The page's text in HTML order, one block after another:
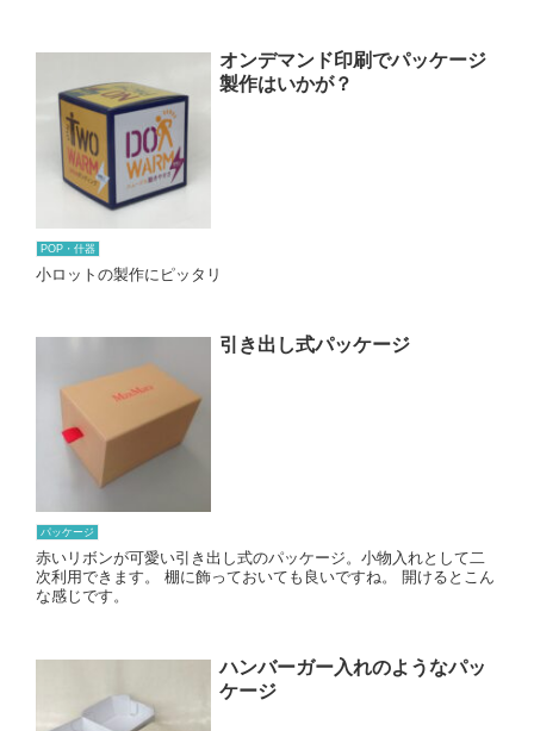
POP・什器
オンデマンド印刷でパッケージ
製作はいかが？
小ロットの製作にピッタリ
パッケージ
引き出し式パッケージ
赤いリボンが可愛い引き出し式のパッケージ。小物入れとして二
次利用できます。 棚に飾っておいても良いですね。 開けるとこん
な感じです。
ハンバーガー入れのようなパッ
ケージ